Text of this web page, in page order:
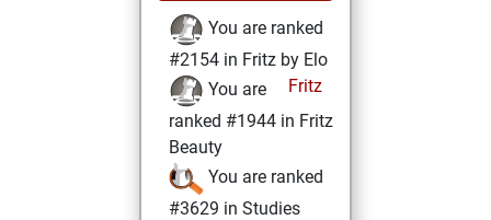
You are ranked
#2154 in Fritz by Elo
Fritz
You are
ranked #1944 in Fritz
Beauty
You are ranked
#3629 in Studies